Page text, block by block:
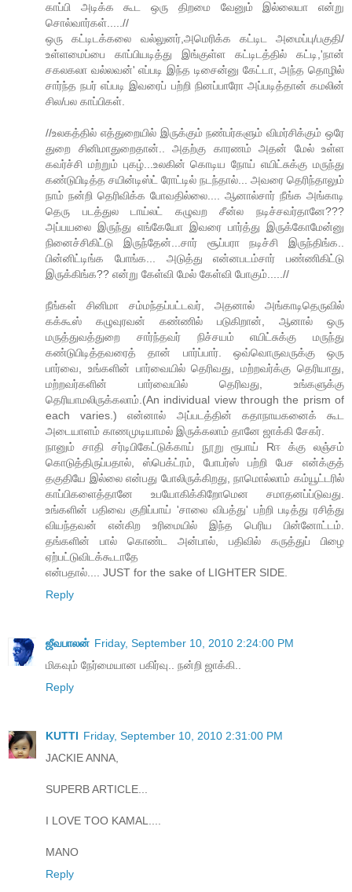
காப்பி அடிக்க கூட ஒரு திறமை வேனும் இல்லையா என்று
சொல்வார்கள்.....//
ஒரு க‌ட்டிட‌க்க‌லை வல்லுன‌ர்,அமெரிக்க‌ க‌ட்டிட‌ அமைப்பு/ப‌குதி/
உள்ள‌மைப்பை காப்பிய‌டித்து இங்குள்ள‌ க‌ட்டிட‌த்தில் கட்டி,'நான்
ச‌க‌ல‌க‌லா வ‌ல்ல‌வ‌ன்' எப்ப‌டி இந்த‌ டிசைன்னு கேட்டா, அந்த‌ தொழில்
சார்ந்த‌ ந‌ப‌ர் எப்ப‌டி இவ‌ரைப் ப‌ற்றி நின‌ப்பாரோ அப்ப‌டித்தான் க‌ம‌லின்
சில‌/ப‌ல‌ காப்பிக‌ள்.
//உலகத்தில் எத்துறையில் இருக்கும் நண்பர்களும் விமர்சிக்கும் ஒரே
துறை சினிமாதுறைதான்.. அதற்கு காரணம் அதன் மேல் உள்ள
கவர்ச்சி மற்றும் புகழ்...உலகின் கொடிய நோய் எயிட்சுக்கு மருந்து
கண்டுபிடித்த சயின்டிஸ்ட் ரோட்டில் நடந்தால்... அவரை தெரிந்தாலும்
நாம் நன்றி தெரிவிக்க போவதில்லை.... ஆனால்சார் நீங்க அங்காடி
தெரு படத்துல டாய்லட் கழுவற சீன்ல நடிச்சவர்தானே???
அப்பயலை இருந்து எங்கேயோ இவரை பார்த்து இருக்கோமேன்னு
நினைச்சிகிட்டு இருந்தேன்...சார் சூப்பரா நடிச்சி இருந்திங்க..
பின்னிட்டிங்க போங்க... அடுத்து என்னபடம்சார் பண்ணிகிட்டு
இருக்கிங்க?? என்று கேள்வி மேல் கேள்வி போகும்.....//
நீங்க‌ள் சினிமா ச‌ம்ம‌ந்த‌ப்ப‌ட்ட‌வர், அத‌னால் அங்காடிதெருவில்
க‌க்கூஸ் க‌ழுவுர‌வ‌ன் கண்ணில் ப‌டுகிறான், ஆனால் ஒரு
ம‌ருத்துவ‌த்துறை சார்ந்த‌வ‌ர் நிச்ச‌ய‌ம் எயிட்சுக்கு ம‌ருந்து
க‌ண்டுபிடித்த‌வ‌ரைத் தான் பார்ப்பார். ஒவ்வொருவ‌ருக்கு ஒரு
பார்வை, உங்க‌ளின் பார்வையில் தெரிவ‌து, ம‌ற்ற‌வ‌ர்க்கு தெரியாது,
ம‌ற்ற‌வ‌ர்க‌ளின் பார்வையில் தெரிவ‌து, உங்க‌ளுக்கு
தெரியாம‌லிருக்க‌லாம்.(An individual view through the prism of
each varies.) என்னால் அப்ப‌ட‌த்தின் கதாநாயக‌னைக் கூட‌
அடையாள‌ம் காண‌முடியாம‌ல் இருக்க‌லாம் தானே ஜாக்கி சேக‌ர்.
நானும் சாதி ச‌ர்டிபிகேட்டுக்காய் நூறு ரூபாய் Rஈ க்கு லஞ்ச‌ம்
கொடுத்திருப்ப‌தால், ஸ்பெக்ட்ர‌ம், போப‌ர்ஸ் ப‌ற்றி பேச‌ என்க்குத்
த‌குதியே இல்லை என்ப‌து போலிருக்கிற‌து, நாமொல்லாம் க‌ம்யூட்ட‌ரில்
காப்பிக‌ளைத்தானே உப‌யோகிக்கிறோமென‌ ச‌மாத‌ன‌ப்ப்டுவ‌து.
உங்க‌ளின் ப‌திவை குறிப்பாய் 'சாலை விப‌த்து' ப‌ற்றி ப‌டித்து ர‌சித்து
விய‌ந்த‌வ‌ன் என்கிற‌ உரிமையில் இந்த‌ பெரிய‌ பின்னோட்ட‌ம்.
த‌ங்க‌ளின் பால் கொண்ட‌ அன்பால், ப‌திவில் கருத்துப் பிழை
ஏற்ப‌ட்டுவிடக்கூடாதே
என்ப‌தால்.... JUST for the sake of LIGHTER SIDE.
Reply
ஜீவபாலன் Friday, September 10, 2010 2:24:00 PM
மிகவும் நேர்மையான பகிர்வு.. நன்றி ஜாக்கி..
Reply
KUTTI Friday, September 10, 2010 2:31:00 PM
JACKIE ANNA,
SUPERB ARTICLE...
I LOVE TOO KAMAL....
MANO
Reply